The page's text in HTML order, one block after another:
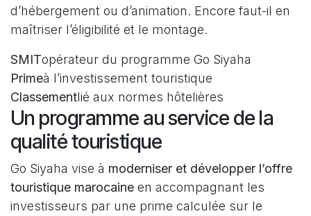
d’hébergement ou d’animation. Encore faut-il en
maîtriser l’éligibilité et le montage.
SMITopérateur du programme Go Siyaha
Primeà l’investissement touristique
Classementlié aux normes hôtelières
Un programme au service de la
qualité touristique
Go Siyaha vise à moderniser et développer l’offre
touristique marocaine en accompagnant les
investisseurs par une prime calculée sur le